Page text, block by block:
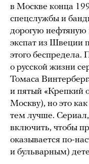
в Москве конца
спецслужбы и
дорогую
экспат из Швеции
этого беспредела.
о русской жизни
Томаса
и пятый «Крепкий
Москву), но это
тем лучше.
включить, чтобы
оказывается по-
и бульварным)